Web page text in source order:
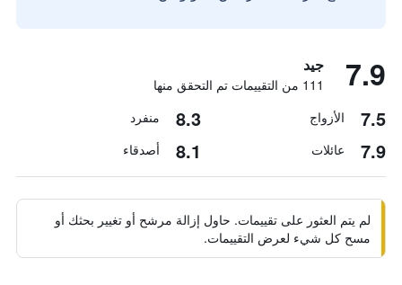
7.9 جيد
111 من التقييمات تم التحقق منها
7.5 الأزواج 8.3 منفرد
7.9 عائلات 8.1 أصدقاء
لم يتم العثور على تقييمات. حاول إزالة مرشح أو تغيير بحثك أو
مسح كل شيء لعرض التقييمات.